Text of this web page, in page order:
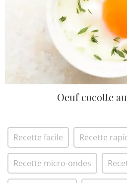
Oeuf cocotte
Recette facile Recette
Recette micro-ondes